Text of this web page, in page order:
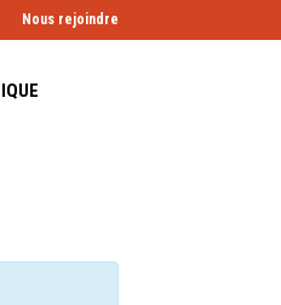
Nous rejoindre